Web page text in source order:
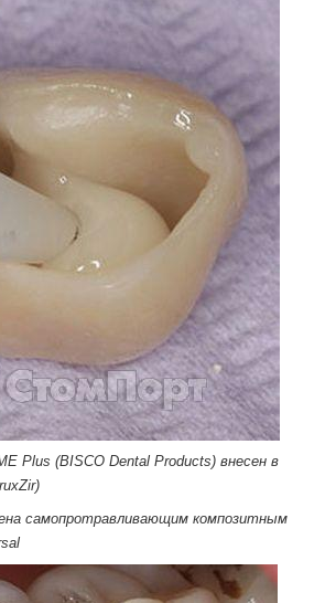
Plus (BISCO Dental Products) внесен в
самопротравливающим композитным